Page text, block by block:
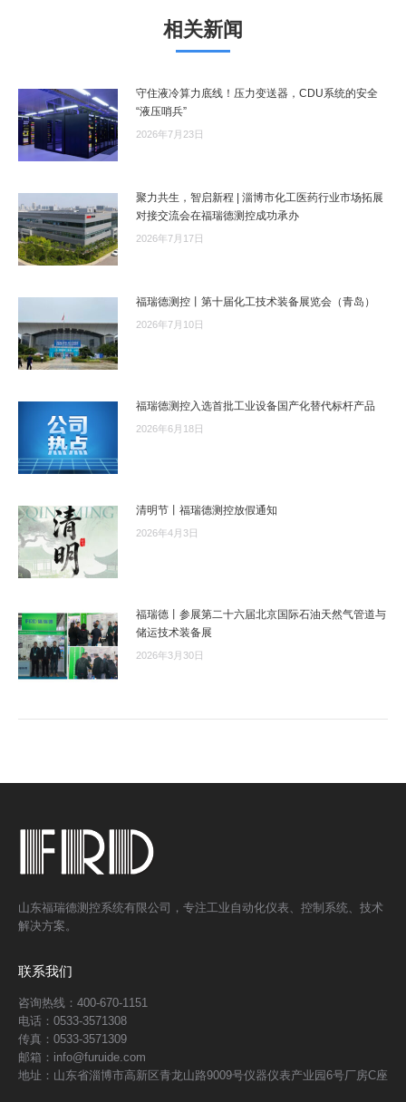
相关新闻
守住液冷算力底线！压力变送器，CDU系统的安全
“液压哨兵”
2026年7月23日
聚力共生，智启新程 | 淄博市化工医药行业市场拓展
对接交流会在福瑞德测控成功承办
2026年7月17日
福瑞德测控丨第十届化工技术装备展览会（青岛）
2026年7月10日
福瑞德测控入选首批工业设备国产化替代标杆产品
2026年6月18日
清明节丨福瑞德测控放假通知
2026年4月3日
福瑞德丨参展第二十六届北京国际石油天然气管道与
储运技术装备展
2026年3月30日
山东福瑞德测控系统有限公司，专注工业自动化仪表、控制系统、技术
解决方案。
联系我们
咨询热线：400-670-1151
电话：0533-3571308
传真：0533-3571309
邮箱：info@furuide.com
地址：山东省淄博市高新区青龙山路9009号仪器仪表产业园6号厂房C座